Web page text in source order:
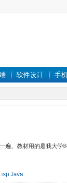
软件设计 手
遍。教材用的是我大学
Java